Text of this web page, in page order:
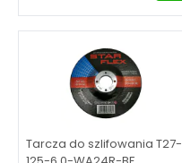
Tarcza do szlifowania T27-